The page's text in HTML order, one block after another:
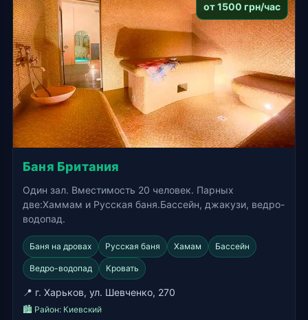
от 1500 грн/час
Баня Британия
Один зал. Вместимость 20 человек. Парных
две:Хаммам и Русская баня.Бассейн, джакузи, ведро-
водопад.
Баня на дровах Русская баня Хамам Бассейн
Ведро-водопад Кровать
📍 г. Харьков, ул. Шевченко, 270
🏙️ Район: Киевский